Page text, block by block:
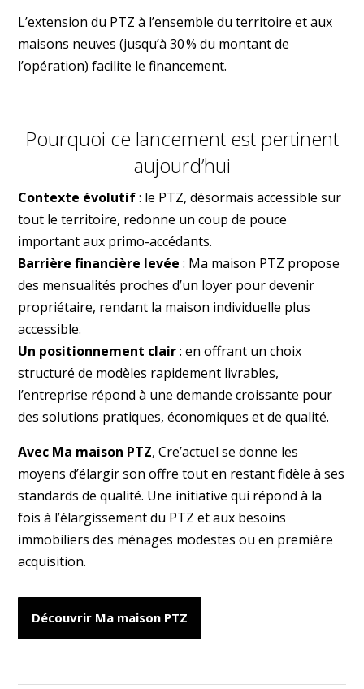
L’extension du PTZ à l’ensemble du territoire et aux
maisons neuves (jusqu’à 30 % du montant de
l’opération) facilite le financement.
Pourquoi ce lancement est pertinent
aujourd’hui
Contexte évolutif: le PTZ, désormais accessible sur
tout le territoire, redonne un coup de pouce
important aux primo-accédants.
Barrière financière levée : Ma maison PTZ propose
des mensualités proches d’un loyer pour devenir
propriétaire, rendant la maison individuelle plus
accessible.
Un positionnement clair: en offrant un choix
structuré de modèles rapidement livrables,
l’entreprise répond à une demande croissante pour
des solutions pratiques, économiques et de qualité.
Avec Ma maison PTZ, Cre’actuel se donne les
moyens d’élargir son offre tout en restant fidèle à ses
standards de qualité. Une initiative qui répond à la
fois à l’élargissement du PTZ et aux besoins
immobiliers des ménages modestes ou en première
acquisition.
Découvrir Ma maison PTZ